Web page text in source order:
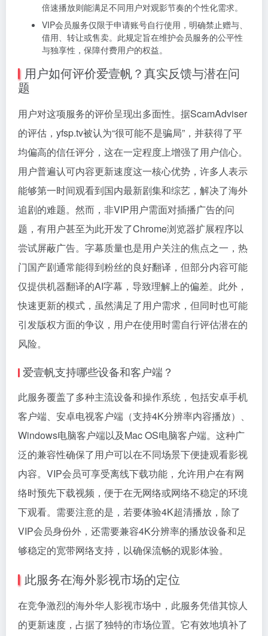
倍速播放则能满足不同用户对观影节奏的个性化需求。
VIP会员服务仅限于申请账号自行使用，明确禁止赠与、
借用、转让或售卖。此规定旨在维护会员服务的公平性
与独享性，保障付费用户的权益。
用户如何评价爱壹帆？真实反馈与潜在问
题
用户对这项服务的评价呈现出多面性。据ScamAdviser
的评估，yfsp.tv被认为“很可能不是骗局”，并获得了平
均偏高的信任评分，这在一定程度上增强了用户信心。
用户普遍认可内容更新速度这一核心优势，许多人表示
能够第一时间观看到国内最新剧集和综艺，解决了海外
追剧的难题。然而，非VIP用户需面对插播广告的问
题，有用户甚至为此开发了Chrome浏览器扩展程序以
尝试屏蔽广告。字幕质量也是用户关注的焦点之一，热
门国产剧通常能得到粉丝的良好翻译，但部分内容可能
仅提供机器翻译的AI字幕，导致理解上的偏差。此外，
快速更新的模式，虽然满足了用户需求，但同时也可能
引发版权方面的争议，用户在使用时需自行评估潜在的
风险。
爱壹帆支持哪些设备和客户端？
此服务覆盖了多种主流设备和操作系统，包括安卓手机
客户端、安卓电视客户端（支持4K分辨率内容播放）、
Windows电脑客户端以及Mac OS电脑客户端。这种广
泛的兼容性确保了用户可以在不同场景下便捷观看影视
内容。VIP会员可享受离线下载功能，允许用户在有网
络时预先下载视频，便于在无网络或网络不稳定的环境
下观看。需要注意的是，若要体验4K超清播放，除了
VIP会员身份外，还需要兼容4K分辨率的播放设备和足
够稳定的宽带网络支持，以确保流畅的观影体验。
此服务在海外影视市场的定位
在竞争激烈的海外华人影视市场中，此服务凭借其惊人
的更新速度，占据了独特的市场位置。它有效地填补了